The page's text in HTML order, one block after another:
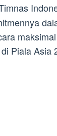
Piala Asia